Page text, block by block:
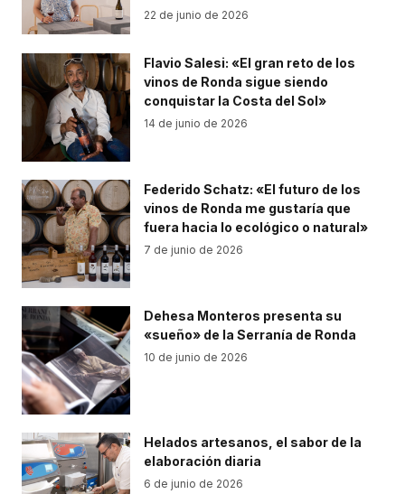
22 de junio de 2026
Flavio Salesi: «El gran reto de los
vinos de Ronda sigue siendo
conquistar la Costa del Sol»
14 de junio de 2026
Federido Schatz: «El futuro de los
vinos de Ronda me gustaría que
fuera hacia lo ecológico o natural»
7 de junio de 2026
Dehesa Monteros presenta su
«sueño» de la Serranía de Ronda
10 de junio de 2026
Helados artesanos, el sabor de la
elaboración diaria
6 de junio de 2026